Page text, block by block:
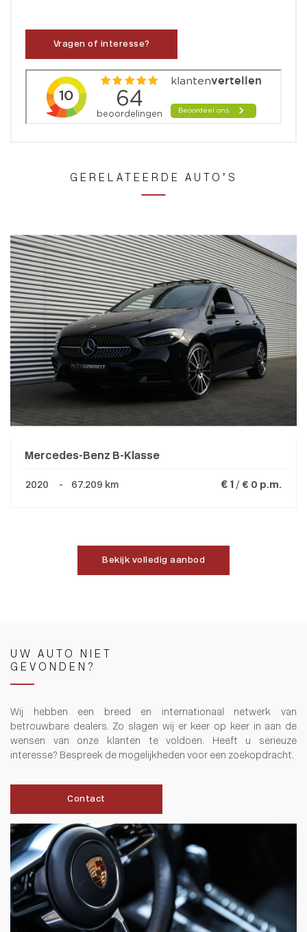
Vragen of interesse?
GERELATEERDE AUTO’S
Mercedes-Benz B-Klasse
2020 - 67.209 km € 1 / € 0 p.m.
Bekijk volledig aanbod
UW AUTO NIET
GEVONDEN?
Wij hebben een breed en internationaal netwerk van
betrouwbare dealers. Zo slagen wij er keer op keer in aan de
wensen van onze klanten te voldoen. Heeft u serieuze
interesse? Bespreek de mogelijkheden voor een zoekopdracht.
Contact